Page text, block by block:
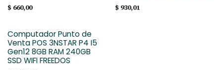
$ 660,00 $ 930,01
Computador Punto de
Venta POS 3NSTAR P4 I5
Gen12 8GB RAM 240GB
SSD WIFI FREEDOS